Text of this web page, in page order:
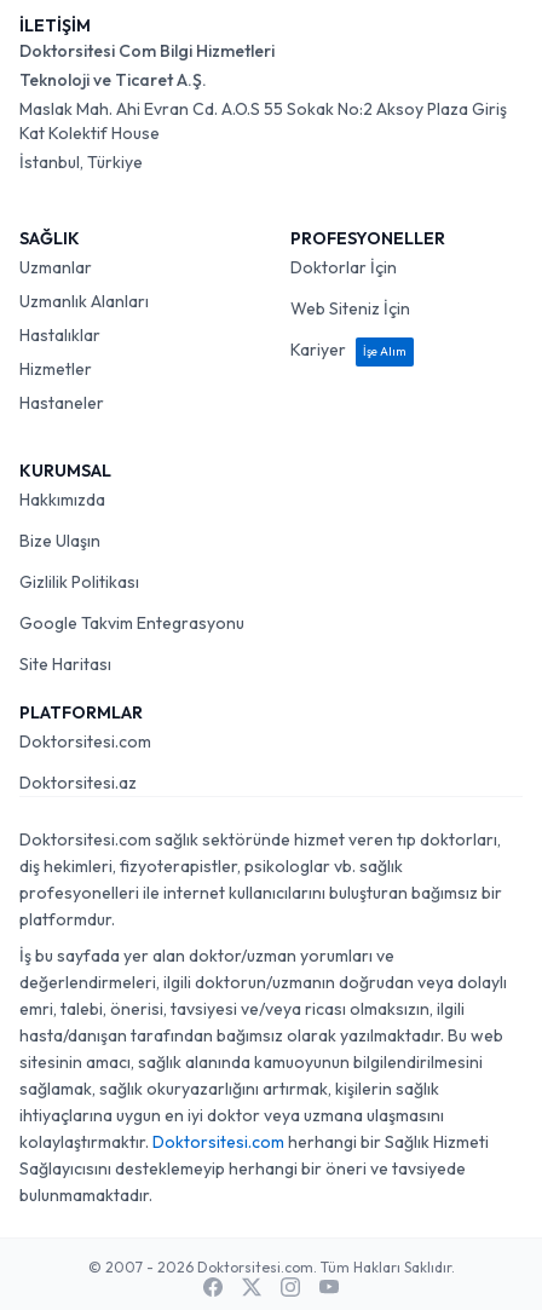
İLETİŞİM
Doktorsitesi Com Bilgi Hizmetleri
Teknoloji ve Ticaret A.Ş.
Maslak Mah. Ahi Evran Cd. A.O.S 55 Sokak No:2 Aksoy Plaza Giriş
Kat Kolektif House
İstanbul, Türkiye
SAĞLIK
Uzmanlar
Uzmanlık Alanları
Hastalıklar
Hizmetler
Hastaneler
PROFESYONELLER
Doktorlar İçin
Web Siteniz İçin
Kariyer
İşe Alım
KURUMSAL
Hakkımızda
Bize Ulaşın
Gizlilik Politikası
Google Takvim Entegrasyonu
Site Haritası
PLATFORMLAR
Doktorsitesi.com
Doktorsitesi.az
Doktorsitesi.com sağlık sektöründe hizmet veren tıp doktorları,
diş hekimleri, fizyoterapistler, psikologlar vb. sağlık
profesyonelleri ile internet kullanıcılarını buluşturan bağımsız bir
platformdur.
İş bu sayfada yer alan doktor/uzman yorumları ve
değerlendirmeleri, ilgili doktorun/uzmanın doğrudan veya dolaylı
emri, talebi, önerisi, tavsiyesi ve/veya ricası olmaksızın, ilgili
hasta/danışan tarafından bağımsız olarak yazılmaktadır. Bu web
sitesinin amacı, sağlık alanında kamuoyunun bilgilendirilmesini
sağlamak, sağlık okuryazarlığını artırmak, kişilerin sağlık
ihtiyaçlarına uygun en iyi doktor veya uzmana ulaşmasını
kolaylaştırmaktır. Doktorsitesi.com herhangi bir Sağlık Hizmeti
Sağlayıcısını desteklemeyip herhangi bir öneri ve tavsiyede
bulunmamaktadır.
© 2007 - 2026 Doktorsitesi.com. Tüm Hakları Saklıdır.